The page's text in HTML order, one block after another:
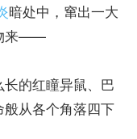
暗处中，窜出一大
来——
的红瞳异鼠、巴
从各个角落四下